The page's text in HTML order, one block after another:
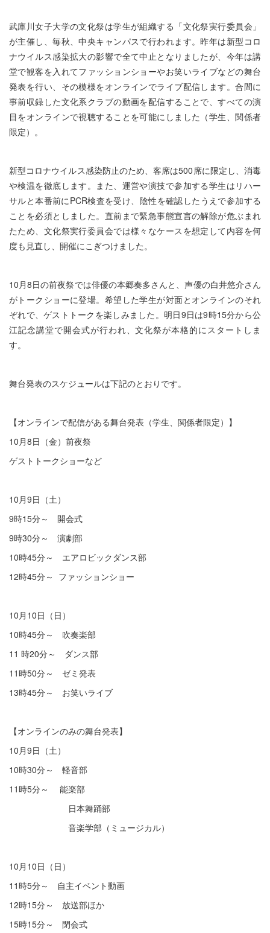
武庫川女子大学の文化祭は学生が組織する「文化祭実行委員会」
が主催し、毎秋、中央キャンパスで行われます。昨年は新型コロ
ナウイルス感染拡大の影響で全て中止となりましたが、今年は講
堂で観客を入れてファッションショーやお笑いライブなどの舞台
発表を行い、その模様をオンラインでライブ配信します。合間に
事前収録した文化系クラブの動画を配信することで、すべての演
目をオンラインで視聴することを可能にしました（学生、関係者
限定）。
新型コロナウイルス感染防止のため、客席は500席に限定し、消毒
や検温を徹底します。また、運営や演技で参加する学生はリハー
サルと本番前にPCR検査を受け、陰性を確認したうえで参加する
ことを必須としました。直前まで緊急事態宣言の解除が危ぶまれ
たため、文化祭実行委員会では様々なケースを想定して内容を何
度も見直し、開催にこぎつけました。
10月8日の前夜祭では俳優の本郷奏多さんと、声優の白井悠介さん
がトークショーに登場。希望した学生が対面とオンラインのそれ
ぞれで、ゲストトークを楽しみました。明日9日は9時15分から公
江記念講堂で開会式が行われ、文化祭が本格的にスタートしま
す。
舞台発表のスケジュールは下記のとおりです。
【オンラインで配信がある舞台発表（学生、関係者限定）】
10月8日（金）前夜祭
ゲストトークショーなど
10月9日（土）
9時15分～ 開会式
9時30分～ 演劇部
10時45分～ エアロビックダンス部
12時45分～ ファッションショー
10月10日（日）
10時45分～ 吹奏楽部
11 時20分～ ダンス部
11時50分～ ゼミ発表
13時45分～ お笑いライブ
【オンラインのみの舞台発表】
10月9日（土）
10時30分～ 軽音部
11時5分～ 能楽部
日本舞踊部
音楽学部（ミュージカル）
10月10日（日）
11時5分～ 自主イベント動画
12時15分～ 放送部ほか
15時15分～ 閉会式